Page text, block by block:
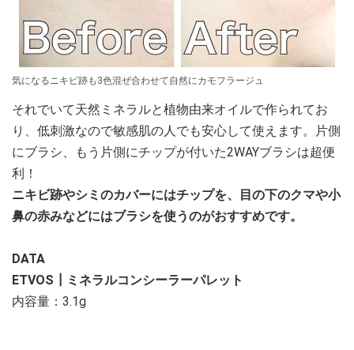
気になるニキビ跡も3色混ぜ合わせて自然にカモフラージュ
それでいて天然ミネラルと植物由来オイルで作られてお
り、低刺激なので敏感肌の人でも安心して使えます。片側
にブラシ、もう片側にチップが付いた2WAYブラシは超便
利！
ニキビ跡やシミのカバーにはチップを、目の下のクマや小
鼻の赤みなどにはブラシを使うのがおすすめです。
DATA
ETVOS┃ミネラルコンシーラーパレット
内容量：3.1g